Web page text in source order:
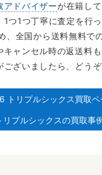
アドバイザーが在籍し
つ1つ丁寧に査定を行っ
、全国から送料無料で
キャンセル時の返送料
ございましたら、どう
トリプルシックス買取ペ
プルシックスの買取事